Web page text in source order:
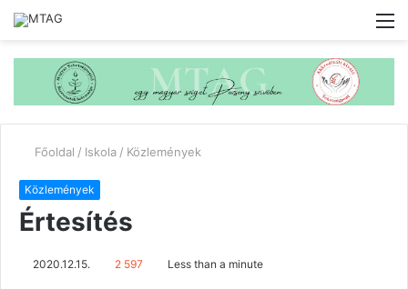
Főoldal / Iskola / Közlemények
Közlemények
Értesítés
2020.12.15. 2 597 Less than a minute